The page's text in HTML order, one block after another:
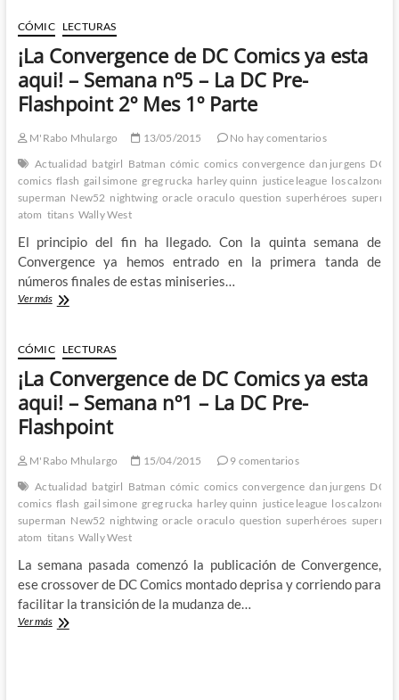
DC
Comics
ya
esta
aqui!
–
Semana
nº5
La
DC
Pre-
Flashpoint
Mes
2º
Parte
CÓMIC LECTURAS
¡La Convergence de DC Comics ya esta
aqui! – Semana nº5 – La DC Pre-
Flashpoint 2º Mes 1º Parte
M'Rabo Mhulargo 13/05/2015
No hay comentarios
Actualidad batgirl Batman cómic comics convergence dan jurgens DC
comics flash gail simone greg rucka harley quinn justice league los
superman New52 nightwing oracle oraculo question superhéroes
atom titans Wally West
El principio del fin ha llegado. Con la quinta semana de
Convergence ya hemos entrado en la primera tanda de
números finales de estas miniseries…
Ver más¡La
DC
Comics
ya
esta
aqui!
–
Semana
nº5
La
DC
Pre-
Flashpoint
Mes
1º
Parte
CÓMIC LECTURAS
¡La Convergence de DC Comics ya esta
aqui! – Semana nº1 – La DC Pre-
Flashpoint
M'Rabo Mhulargo 15/04/2015
9 comentarios
Actualidad batgirl Batman cómic comics convergence dan jurgens DC
comics flash gail simone greg rucka harley quinn justice league los
superman New52 nightwing oracle oraculo question superhéroes
atom titans Wally West
La semana pasada comenzó la publicación de Convergence,
ese crossover de DC Comics montado deprisa y corriendo para
facilitar la transición de la mudanza de…
Ver más¡La